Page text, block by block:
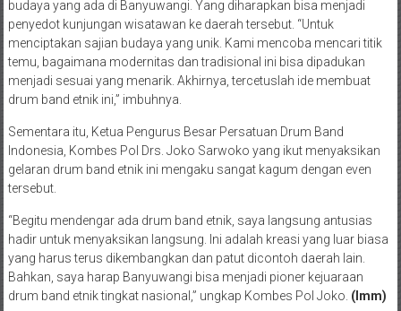
budaya yang ada di Banyuwangi. Yang diharapkan bisa menjadi
penyedot kunjungan wisatawan ke daerah tersebut. “Untuk
menciptakan sajian budaya yang unik. Kami mencoba mencari titik
temu, bagaimana modernitas dan tradisional ini bisa dipadukan
menjadi sesuai yang menarik. Akhirnya, tercetuslah ide membuat
drum band etnik ini,” imbuhnya.
Sementara itu, Ketua Pengurus Besar Persatuan Drum Band
Indonesia, Kombes Pol Drs. Joko Sarwoko yang ikut menyaksikan
gelaran drum band etnik ini mengaku sangat kagum dengan even
tersebut.
“Begitu mendengar ada drum band etnik, saya langsung antusias
hadir untuk menyaksikan langsung. Ini adalah kreasi yang luar biasa
yang harus terus dikembangkan dan patut dicontoh daerah lain.
Bahkan, saya harap Banyuwangi bisa menjadi pioner kejuaraan
drum band etnik tingkat nasional,” ungkap Kombes Pol Joko. (Imm)